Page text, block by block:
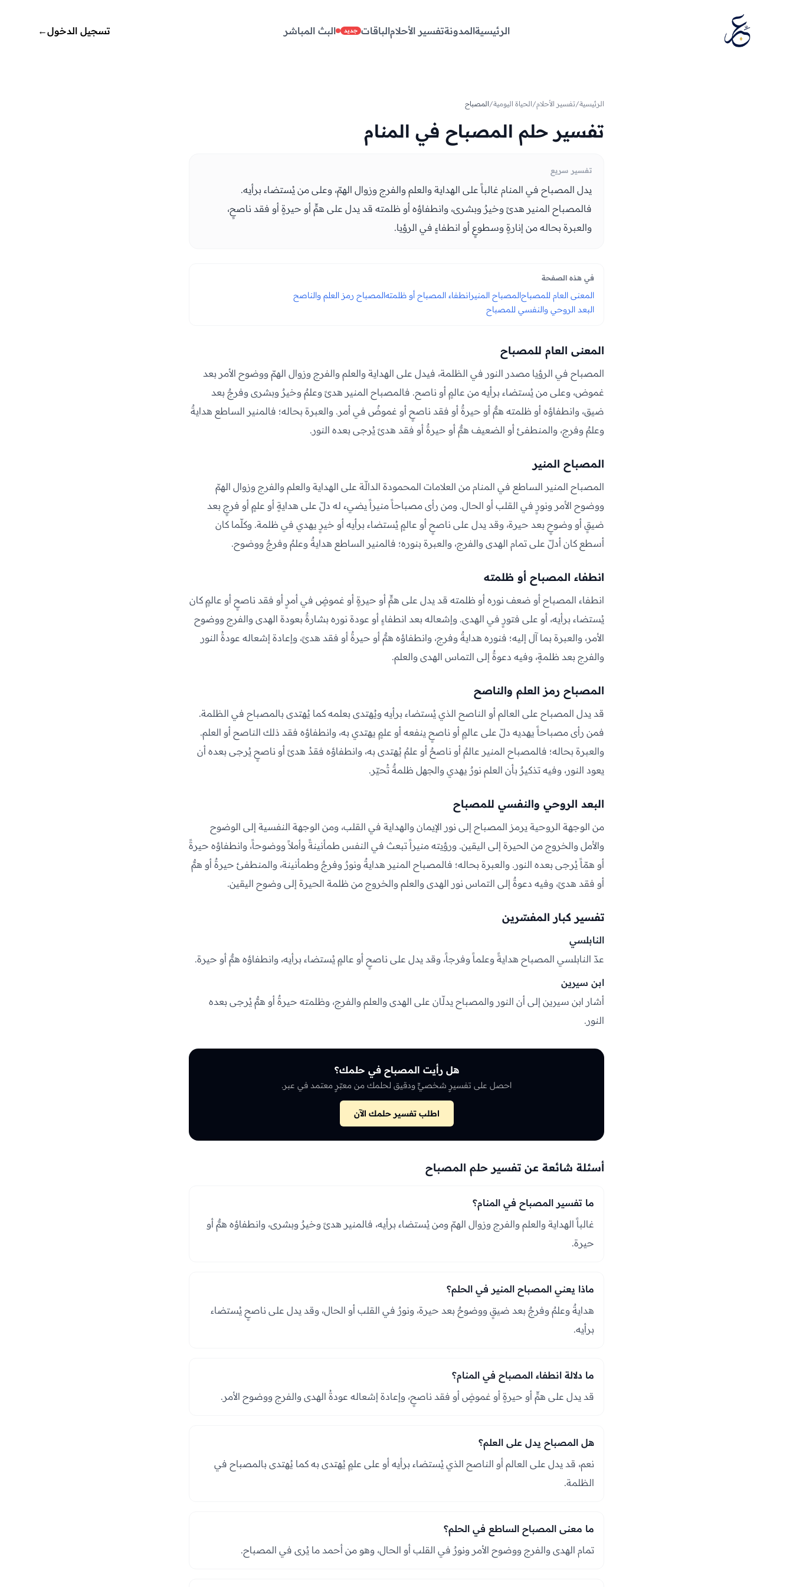
الرئيسيةالمدونةتفسير الأحلامالباقات جديد البث المباشر تسجيل الدخول←
الرئيسية/تفسير الأحلام/الحياة اليومية/المصباح
تفسير حلم المصباح في المنام
تفسير سريع
يدل المصباح في المنام غالباً على الهداية والعلم والفرج وزوال الهمّ، وعلى من يُستضاء برأيه.
فالمصباح المنير هدىً وخيرٌ وبشرى، وانطفاؤه أو ظلمته قد يدل على همٍّ أو حيرةٍ أو فقد ناصحٍ،
والعبرة بحاله من إنارةٍ وسطوعٍ أو انطفاءٍ في الرؤيا.
في هذه الصفحة
المعنى العام للمصباحالمصباح المنيرانطفاء المصباح أو ظلمتهالمصباح رمز العلم والناصح
البعد الروحي والنفسي للمصباح
المعنى العام للمصباح
المصباح في الرؤيا مصدر النور في الظلمة، فيدل على الهداية والعلم والفرج وزوال الهمّ ووضوح الأمر بعد
غموض، وعلى من يُستضاء برأيه من عالمٍ أو ناصح. فالمصباح المنير هدىً وعلمٌ وخيرٌ وبشرى وفرجٌ بعد
ضيق، وانطفاؤه أو ظلمته همٌّ أو حيرةٌ أو فقد ناصحٍ أو غموضٌ في أمر. والعبرة بحاله؛ فالمنير الساطع هدايةٌ
وعلمٌ وفرج، والمنطفئ أو الضعيف همٌّ أو حيرةٌ أو فقد هدىً يُرجى بعده النور.
المصباح المنير
المصباح المنير الساطع في المنام من العلامات المحمودة الدالّة على الهداية والعلم والفرج وزوال الهمّ
ووضوح الأمر ونورٍ في القلب أو الحال. ومن رأى مصباحاً منيراً يضيء له دلّ على هدايةٍ أو علمٍ أو فرجٍ بعد
ضيقٍ أو وضوحٍ بعد حيرة، وقد يدل على ناصحٍ أو عالمٍ يُستضاء برأيه أو خيرٍ يهدي في ظلمة. وكلّما كان
أسطع كان أدلّ على تمام الهدى والفرج، والعبرة بنوره؛ فالمنير الساطع هدايةٌ وعلمٌ وفرجٌ ووضوح.
انطفاء المصباح أو ظلمته
انطفاء المصباح أو ضعف نوره أو ظلمته قد يدل على همٍّ أو حيرةٍ أو غموضٍ في أمرٍ أو فقد ناصحٍ أو عالمٍ كان
يُستضاء برأيه، أو على فتورٍ في الهدى. وإشعاله بعد انطفاءٍ أو عودة نوره بشارةٌ بعودة الهدى والفرج ووضوح
الأمر، والعبرة بما آل إليه؛ فنوره هدايةٌ وفرج، وانطفاؤه همٌّ أو حيرةٌ أو فقد هدىً، وإعادة إشعاله عودةُ النور
والفرج بعد ظلمةٍ، وفيه دعوةٌ إلى التماس الهدى والعلم.
المصباح رمز العلم والناصح
قد يدل المصباح على العالم أو الناصح الذي يُستضاء برأيه ويُهتدى بعلمه كما يُهتدى بالمصباح في الظلمة.
فمن رأى مصباحاً يهديه دلّ على عالمٍ أو ناصحٍ ينفعه أو علمٍ يهتدي به، وانطفاؤه فقد ذلك الناصح أو العلم.
والعبرة بحاله؛ فالمصباح المنير عالمٌ أو ناصحٌ أو علمٌ يُهتدى به، وانطفاؤه فقدُ هدىً أو ناصحٍ يُرجى بعده أن
يعود النور، وفيه تذكيرٌ بأن العلم نورٌ يهدي والجهل ظلمةٌ تُحيّر.
البعد الروحي والنفسي للمصباح
من الوجهة الروحية يرمز المصباح إلى نور الإيمان والهداية في القلب، ومن الوجهة النفسية إلى الوضوح
والأمل والخروج من الحيرة إلى اليقين. ورؤيته منيراً تبعث في النفس طمأنينةً وأملاً ووضوحاً، وانطفاؤه حيرةً
أو همّاً يُرجى بعده النور. والعبرة بحاله؛ فالمصباح المنير هدايةٌ ونورٌ وفرجٌ وطمأنينة، والمنطفئ حيرةٌ أو همٌّ
أو فقد هدىً، وفيه دعوةٌ إلى التماس نور الهدى والعلم والخروج من ظلمة الحيرة إلى وضوح اليقين.
تفسير كبار المفسّرين
النابلسي
عدّ النابلسي المصباح هدايةً وعلماً وفرجاً، وقد يدل على ناصحٍ أو عالمٍ يُستضاء برأيه، وانطفاؤه همٌّ أو حيرة.
ابن سيرين
أشار ابن سيرين إلى أن النور والمصباح يدلّان على الهدى والعلم والفرج، وظلمته حيرةٌ أو همٌّ يُرجى بعده
النور.
هل رأيت المصباح في حلمك؟
احصل على تفسيرٍ شخصيٍّ ودقيق لحلمك من معبّرٍ معتمد في عبر.
اطلب تفسير حلمك الآن
أسئلة شائعة عن تفسير حلم المصباح
ما تفسير المصباح في المنام؟
غالباً الهداية والعلم والفرج وزوال الهمّ ومن يُستضاء برأيه، فالمنير هدىً وخيرٌ وبشرى، وانطفاؤه همٌّ أو
حيرة.
ماذا يعني المصباح المنير في الحلم؟
هدايةٌ وعلمٌ وفرجٌ بعد ضيقٍ ووضوحٌ بعد حيرة، ونورٌ في القلب أو الحال، وقد يدل على ناصحٍ يُستضاء
برأيه.
ما دلالة انطفاء المصباح في المنام؟
قد يدل على همٍّ أو حيرةٍ أو غموضٍ أو فقد ناصحٍ، وإعادة إشعاله عودةُ الهدى والفرج ووضوح الأمر.
هل المصباح يدل على العلم؟
نعم، قد يدل على العالم أو الناصح الذي يُستضاء برأيه أو على علمٍ يُهتدى به كما يُهتدى بالمصباح في
الظلمة.
ما معنى المصباح الساطع في الحلم؟
تمام الهدى والفرج ووضوح الأمر ونورٌ في القلب أو الحال، وهو من أحمد ما يُرى في المصباح.